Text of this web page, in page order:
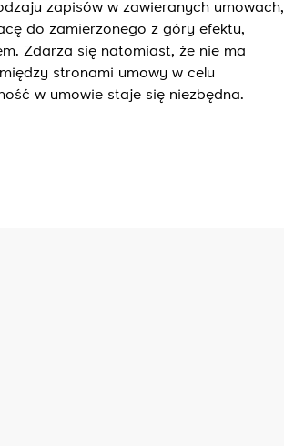
zapisów w zawieranych umowach,
do zamierzonego z góry efektu,
Zdarza się natomiast, że nie ma
stronami umowy w celu
w umowie staje się niezbędna.